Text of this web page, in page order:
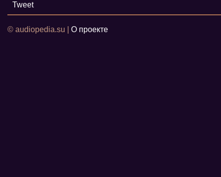
Tweet
© audiopedia.su | О проекте